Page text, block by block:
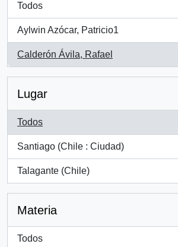
Todos
Aylwin Azócar, Patricio1
, 1 resultados
Calderón Ávila, Rafael
, 1 resultados
Lugar
Todos
Santiago (Chile : Ciudad)
, 1 resultados
Talagante (Chile)
, 1 resultados
Materia
Todos